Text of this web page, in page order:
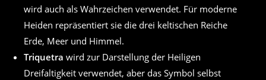
wird auch als Wahrzeichen verwendet. Für moderne
Heiden repräsentiert sie die drei keltischen Reiche
Erde, Meer und Himmel.
Triquetra wird zur Darstellung der Heiligen
Dreifaltigkeit verwendet, aber das Symbol selbst